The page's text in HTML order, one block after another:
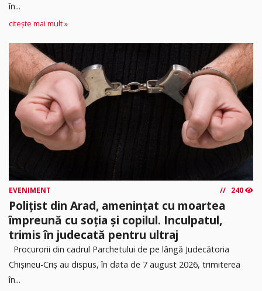
în...
citește mai mult »
EVENIMENT 240
Polițist din Arad, amenințat cu moartea
împreună cu soția și copilul. Inculpatul,
trimis în judecată pentru ultraj
Procurorii din cadrul Parchetului de pe lângă Judecătoria
Chișineu-Criș au dispus, în data de 7 august 2026, trimiterea
în...